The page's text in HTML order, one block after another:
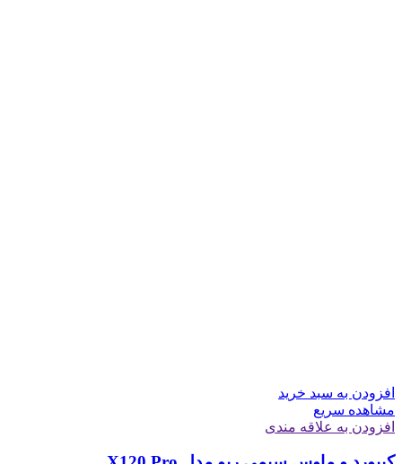
افزودن به سبد خرید
مشاهده سریع
افزودن به علاقه مندی